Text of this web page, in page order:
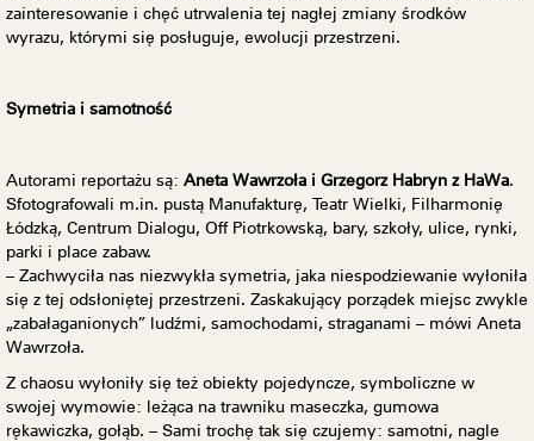
zainteresowanie i chęć utrwalenia tej nagłej zmiany środków
wyrazu, którymi się posługuje, ewolucji przestrzeni.
Symetria i samotność
Autorami reportażu są: Aneta Wawrzoła i Grzegorz Habryn z HaWa.
Sfotografowali m.in. pustą Manufakturę, Teatr Wielki, Filharmonię
Łódzką, Centrum Dialogu, Off Piotrkowską, bary, szkoły, ulice, rynki,
parki i place zabaw.
– Zachwyciła nas niezwykła symetria, jaka niespodziewanie wyłoniła
się z tej odsłoniętej przestrzeni. Zaskakujący porządek miejsc zwykle
„zabałaganionych” ludźmi, samochodami, straganami – mówi Aneta
Wawrzoła.
Z chaosu wyłoniły się też obiekty pojedyncze, symboliczne w
swojej wymowie: leżąca na trawniku maseczka, gumowa
rękawiczka, gołąb. – Sami trochę tak się czujemy: samotni, nagle